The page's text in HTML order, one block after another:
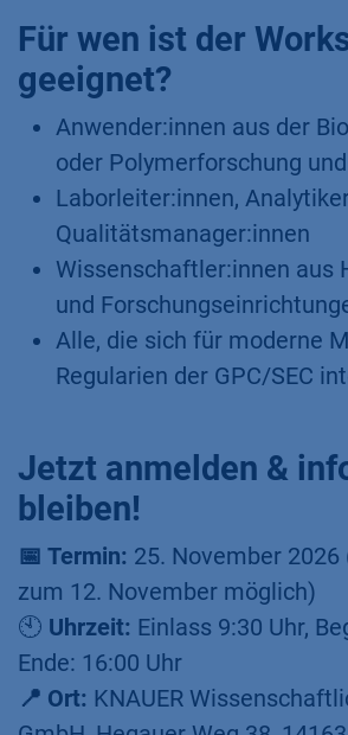
Für wen ist der
geeignet?
Anwender:innen aus der
oder Polymerforschung
Laborleiter:innen,
Qualitätsmanager:innen
Wissenschaftler:innen aus
und
Alle, die sich für moderne
Regularien der GPC/SEC
Jetzt anmelden &
bleiben!
📅 Termin: 25. November
zum 12. November möglich)
🕙 Uhrzeit: Einlass 9:30 Uhr,
Ende: 16:00 Uhr
📍 Ort: KNAUER